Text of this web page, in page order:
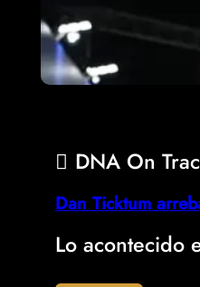
DNA On
Dan Ticktum
Lo acontecido